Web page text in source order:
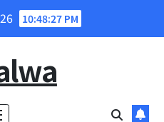
10:48:28 PM